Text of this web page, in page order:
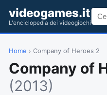
videogames.it
L'enciclopedia dei videogiochi
Home › Company of Heroes 2
Company of
(2013)